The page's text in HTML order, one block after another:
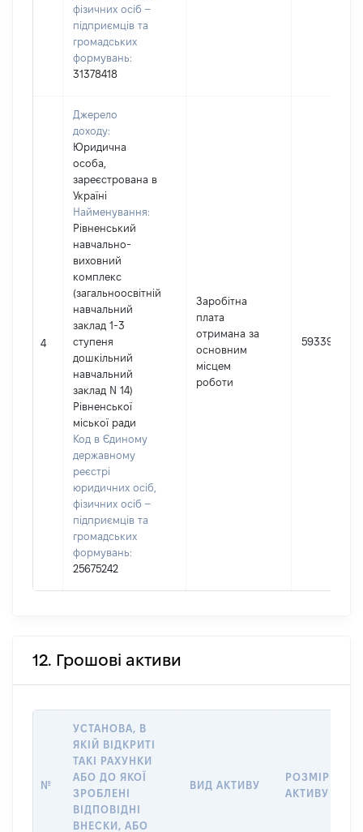
фізичних осіб –
підприємців та
громадських
формувань:
31378418
4
Джерело
доходу:
Юридична
особа,
зареєстрована в
Україні
Найменування:
Рівненський
навчально-
виховний
комплекс
(загальноосвітній
навчальний
заклад 1-3
ступеня
дошкільний
навчальний
заклад N 14)
Рівненської
міської ради
Код в Єдиному
державному
реєстрі
юридичних осіб,
фізичних осіб –
підприємців та
громадських
формувань:
25675242
Заробітна
плата
отримана за
основним
місцем
роботи
59339
12. Грошові активи
№
УСТАНОВА, В
ЯКІЙ ВІДКРИТІ
ТАКІ РАХУНКИ
АБО ДО ЯКОЇ
ЗРОБЛЕНІ
ВІДПОВІДНІ
ВНЕСКИ, АБО
ВИД АКТИВУ
РОЗМІР
АКТИВУ